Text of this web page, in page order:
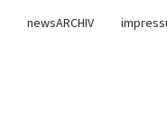
newsARCHIV